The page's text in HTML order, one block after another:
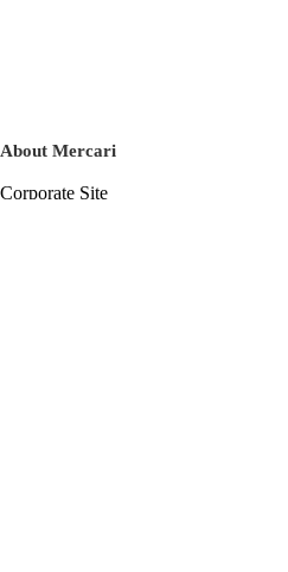
About Mercari
Corporate Site